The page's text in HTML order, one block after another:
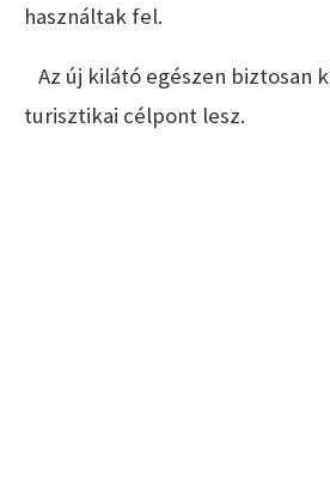
használtak fel.
Az új kilátó egészen biztosan
turisztikai célpont lesz.